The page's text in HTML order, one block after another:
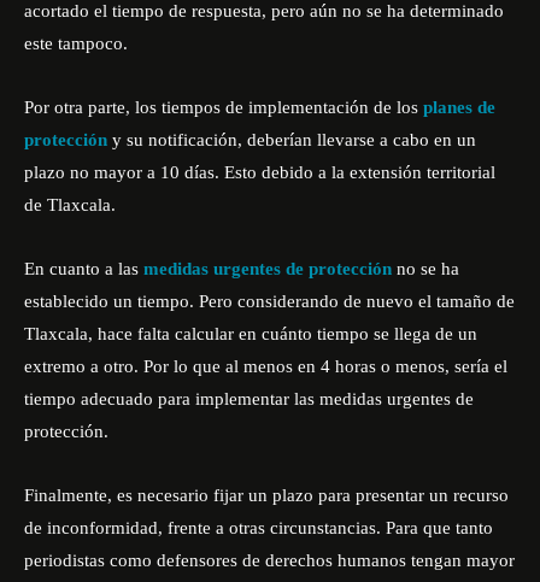
acortado el tiempo de respuesta, pero aún no se ha determinado
este tampoco.
Por otra parte, los tiempos de implementación de los planes de
protección y su notificación, deberían llevarse a cabo en un
plazo no mayor a 10 días. Esto debido a la extensión territorial
de Tlaxcala.
En cuanto a las medidas urgentes de protección no se ha
establecido un tiempo. Pero considerando de nuevo el tamaño de
Tlaxcala, hace falta calcular en cuánto tiempo se llega de un
extremo a otro. Por lo que al menos en 4 horas o menos, sería el
tiempo adecuado para implementar las medidas urgentes de
protección.
Finalmente, es necesario fijar un plazo para presentar un recurso
de inconformidad, frente a otras circunstancias. Para que tanto
periodistas como defensores de derechos humanos tengan mayor